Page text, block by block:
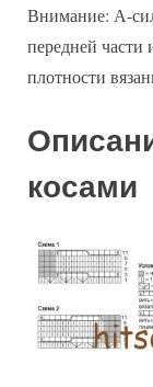
Внимание: А-
передней части
плотности
косами